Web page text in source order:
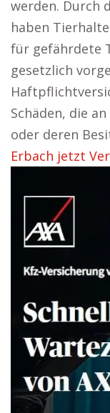
werden. Durch
haben
für gefährdete
gesetzlich
Schäden, die
oder deren
Erbach jetzt